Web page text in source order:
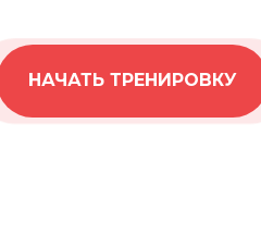
НАЧАТЬ ТРЕНИРОВКУ